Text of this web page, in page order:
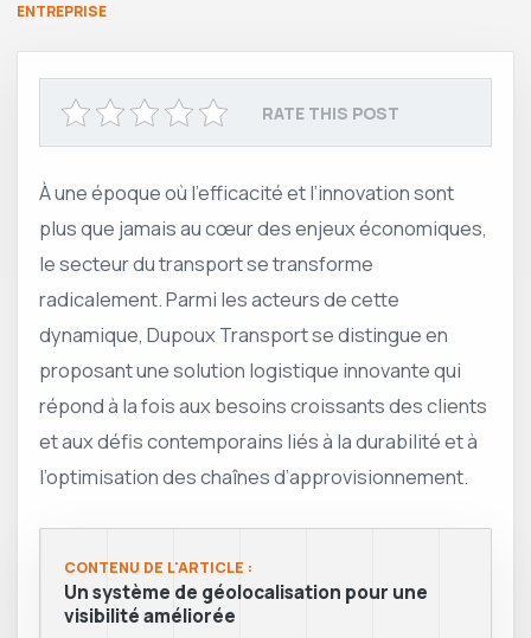
ENTREPRISE
RATE THIS POST
À une époque où l’efficacité et l’innovation sont
plus que jamais au cœur des enjeux économiques,
le secteur du transport se transforme
radicalement. Parmi les acteurs de cette
dynamique, Dupoux Transport se distingue en
proposant une solution logistique innovante qui
répond à la fois aux besoins croissants des clients
et aux défis contemporains liés à la durabilité et à
l’optimisation des chaînes d’approvisionnement.
CONTENU DE L'ARTICLE :
Un système de géolocalisation pour une
visibilité améliorée